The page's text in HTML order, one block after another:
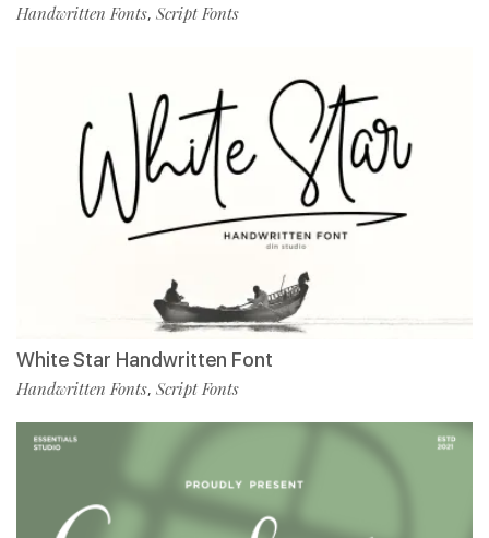
Handwritten Fonts, Script Fonts
White Star Handwritten Font
Handwritten Fonts, Script Fonts